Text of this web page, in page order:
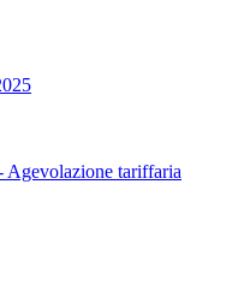
Agevolazione tariffaria